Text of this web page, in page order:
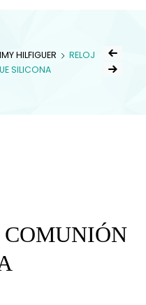
HILFIGUER
RELOJ
SILICONA